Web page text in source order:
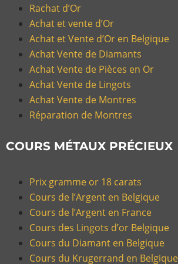
Rachat d’Or
Achat et vente d’Or
Achat et Vente d’Or en Belgique
Achat Vente de Diamants
Achat Vente de Pièces en Or
Achat Vente de Lingots
Achat Vente de Montres
Réparation de Montres
COURS MÉTAUX PRÉCIEUX
Prix gramme or 18 carats
Cours de l’Argent en Belgique
Cours de l’Argent en France
Cours des Lingots d’or Belgique
Cours du Diamant en Belgique
Cours du Krugerrand en Belgique